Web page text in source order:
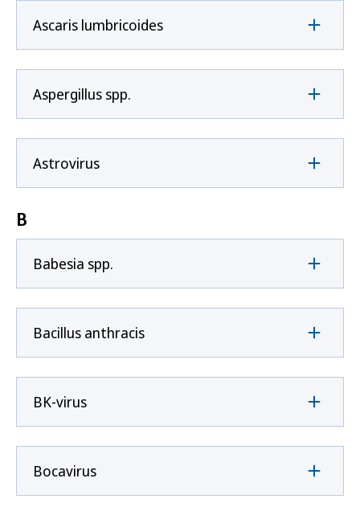
Ascaris lumbricoides
Aspergillus spp.
Astrovirus
B
Babesia spp.
Bacillus anthracis
BK-virus
Bocavirus